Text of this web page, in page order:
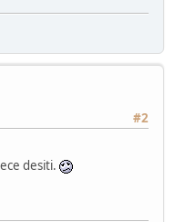
#2
desiti.